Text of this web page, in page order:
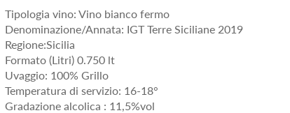
Tipologia vino: Vino bianco fermo
Denominazione/Annata: IGT Terre Siciliane 2019
Regione:Sicilia
Formato (Litri) 0.750 lt
Uvaggio: 100% Grillo
Temperatura di servizio: 16-18°
Gradazione alcolica : 11,5%vol